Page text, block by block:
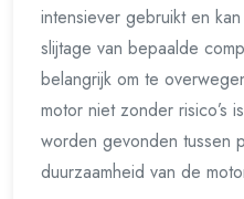
intensiever gebruikt en
slijtage van bepaalde
belangrijk om te
motor niet zonder risico’s
worden gevonden tussen
duurzaamheid van de